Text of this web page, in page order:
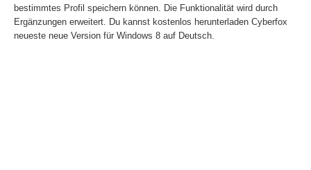
bestimmtes Profil speichern können. Die Funktionalität wird durch
Ergänzungen erweitert. Du kannst kostenlos herunterladen Cyberfox
neueste neue Version für Windows 8 auf Deutsch.